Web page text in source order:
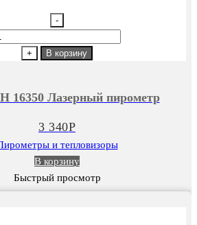
-
+ В корзину
Лазерный пирометр
3 340Р
и тепловизоры
В корзину
Быстрый просмотр